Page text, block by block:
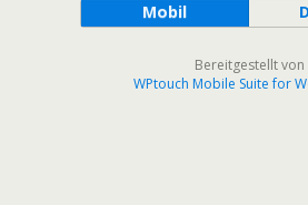
Mobil
Bereitgestellt von
WPtouch Mobile Suite for